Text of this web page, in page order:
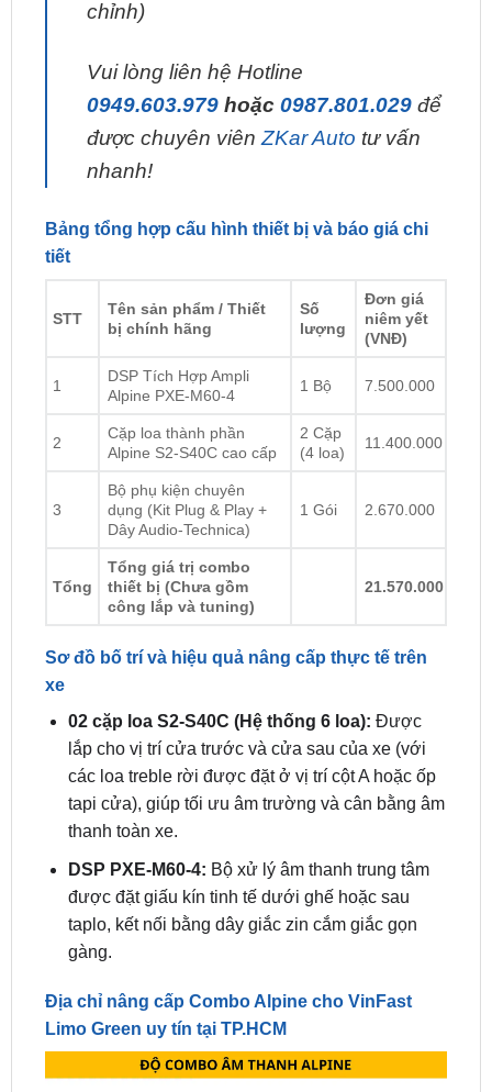
Vui lòng liên hệ Hotline
được chuyên viênZKar Auto
nhanh!
Bảng tổng hợp cấu hình thiết bị và báo giá chi
STT
Đơn giá
1
DSP Tích Hợp Ampli
Alpine PXE-M60-4
1 Bộ 7.500.000
2
Cặp loa thành phần
Alpine S2-S40C cao cấp
(4 loa)
11.400.000
3
Bộ phụ kiện chuyên
dụng (Kit Plug & Play +
1 Gói 2.670.000
Tổng giá trị combo
thiết bị (Chưa gồm
Sơ đồ bố trí và hiệu quả nâng cấp thực tế trên
02 cặp loa S2-S40C (Hệ thống 6 loa): Được
các loa treble rời được đặt ở vị trí cột A hoặc ốp
tapi cửa), giúp tối ưu âm trường và cân bằng âm
thanh toàn xe.
DSP PXE-M60-4:Bộ xử lý âm thanh trung tâm
được đặt giấu kín tinh tế dưới ghế hoặc sau
taplo, kết nối bằng dây giắc zin cắm giắc gọn
gàng.
Địa chỉ nâng cấp Combo Alpine cho VinFast